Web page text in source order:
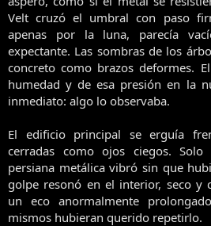
Velt cruzó el umbral con paso
apenas por la luna, parecía
expectante. Las sombras de los
concreto como brazos deformes.
humedad y de esa presión en la
inmediato: algo lo observaba.
El edificio principal se erguía
cerradas como ojos ciegos.
persiana metálica vibró sin que
golpe resonó en el interior, seco y
un eco anormalmente
mismos hubieran querido repetirlo.